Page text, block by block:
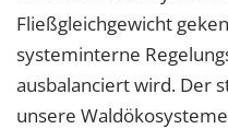
Fließgleichgewicht
systeminterne
ausbalanciert wird. Der
unsere